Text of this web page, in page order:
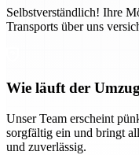
Selbstverständlich! Ihre
Transports über uns
Wie läuft der
Unser Team erscheint
sorgfältig ein und bringt
und zuverlässig.